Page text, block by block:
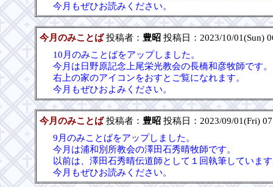
今月もぜひお読みください。
今月のみことば投稿者： 豊昭投稿日：2023/10/01(Sun)
10月のみことばをアップしました。
今月は日野原記念上尾栄光教会の長橋和彦牧師です。
右上の家のアイコンをおすとご覧になれます。
今月もぜひおよみください。
今月のみことば投稿者： 豊昭投稿日：2023/09/01(Fri)
9月のみことばをアップしました。
今月は浦和別所教会の澤田石秀晴牧師です。
以前は、澤田石秀晴伝道師として１回執筆していま
今月もぜひお読みください。